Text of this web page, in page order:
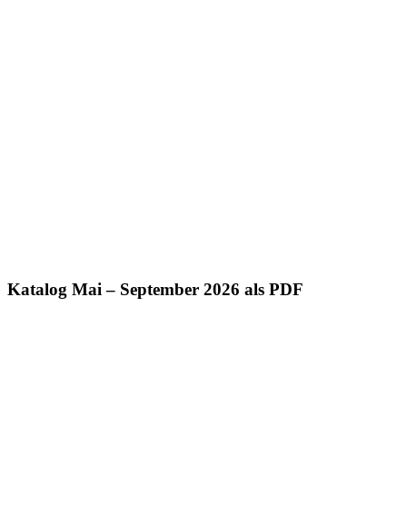
Katalog Mai – September 2026 als PDF